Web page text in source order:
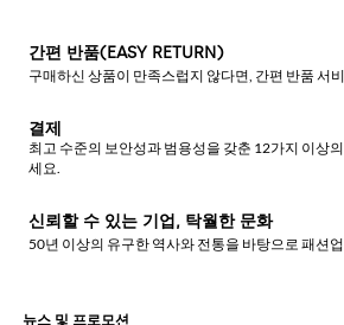
간편 반품(EASY RETURN)
구매하신 상품이 만족스럽지 않다면, 간편 반품 서
결제
최고 수준의 보안성과 범용성을 갖춘 12가지 이상
세요.
신뢰할 수 있는 기업, 탁월한 문화
50년 이상의 유구한 역사와 전통을 바탕으로 패션
뉴스 및 프로모션